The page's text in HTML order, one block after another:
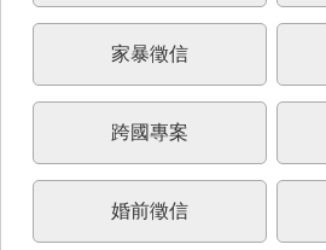
家暴徵信
跨國專案
婚前徵信